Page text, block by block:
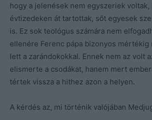
hogy a jelenések nem egyszeriek voltak,
évtizedeken át tartottak, sőt egyesek
is. Ez sok teológus számára nem
ellenére Ferenc pápa bizonyos mértékig
lett a zarándokokkal. Ennek nem az volt
elismerte a csodákat, hanem mert
tértek vissza a hithez azon a helyen.
A kérdés az, mi történik valójában